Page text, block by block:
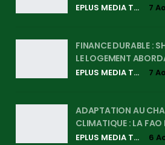
EPLUS MEDIA TV 7
FINANCE DURABLE :
LE LOGEMENT
EPLUS MEDIA TV 7
ADAPTATION AU
CLIMATIQUE : LA FAO
EPLUS MEDIA TV 6